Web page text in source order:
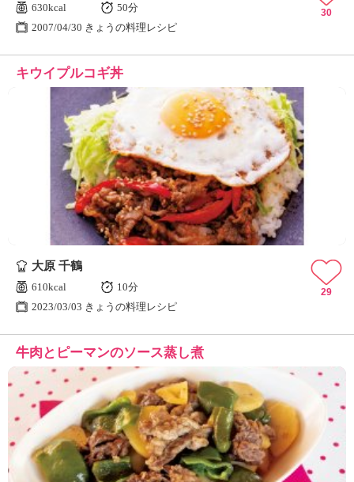
630kcal
50分
2007/04/30 きょうの料理レシピ
30
キウイプルコギ丼
大原 千鶴
610kcal
10分
2023/03/03 きょうの料理レシピ
29
牛肉とピーマンのソース蒸し煮